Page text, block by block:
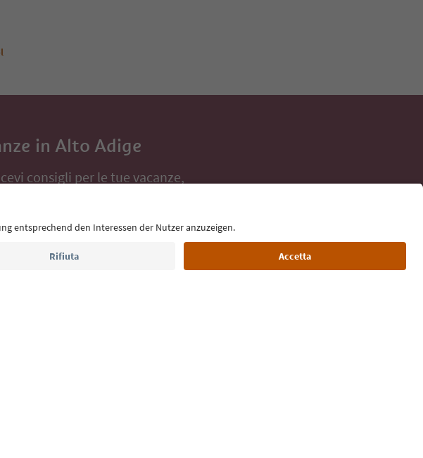
in Alto Adige
consigli per le tue vacanze,